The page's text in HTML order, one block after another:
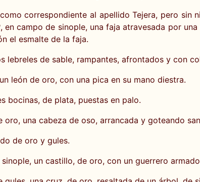
correspondiente al apellido Tejera, pero
en campo de sinople, una faja atravesada por
el esmalte de la faja.
lebreles de sable, rampantes, afrontados y con
león de oro, con una pica en su mano diestra.
bocinas, de plata, puestas en palo.
oro, una cabeza de oso, arrancada y goteando
de oro y gules.
un castillo, de oro, con un guerrero